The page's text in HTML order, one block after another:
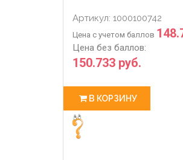
Артикул: 1000100742
Цена с учетом баллов
Цена без баллов:
150.733 руб.
В КОРЗИНУ